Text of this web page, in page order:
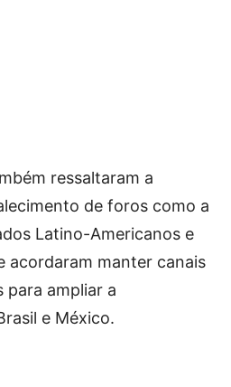
ressaltaram a
de foros como a
Latino-Americanos e
acordaram manter canais
para ampliar a
e México.